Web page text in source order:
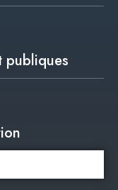
publiques